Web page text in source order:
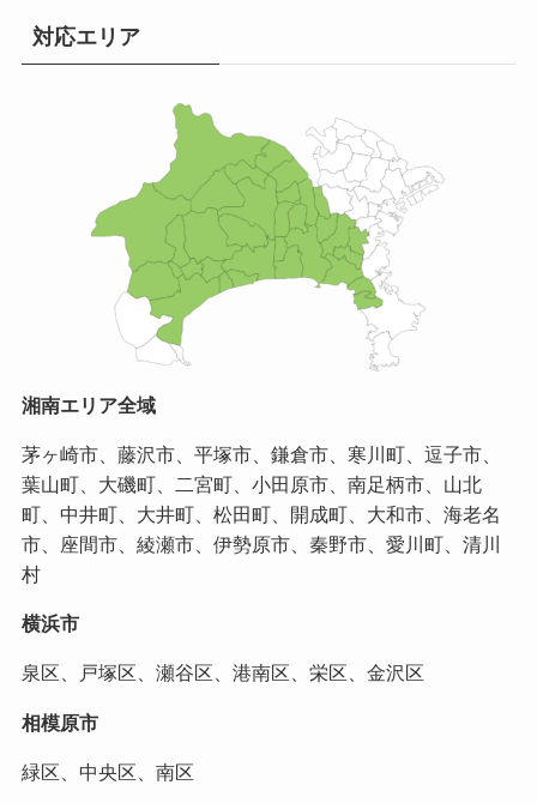
対応エリア
湘南エリア全域
茅ヶ崎市、藤沢市、平塚市、鎌倉市、寒川町、逗子市、
葉山町、大磯町、二宮町、小田原市、南足柄市、山北
町、中井町、大井町、松田町、開成町、大和市、海老名
市、座間市、綾瀬市、伊勢原市、秦野市、愛川町、清川
村
横浜市
泉区、戸塚区、瀬谷区、港南区、栄区、金沢区
相模原市
緑区、中央区、南区